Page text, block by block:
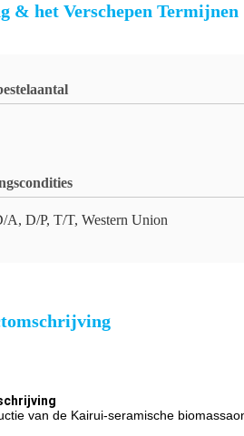
& het Verschepen Termijnen
A, D/P, T/T, Western Union
van de Kairui-seramische